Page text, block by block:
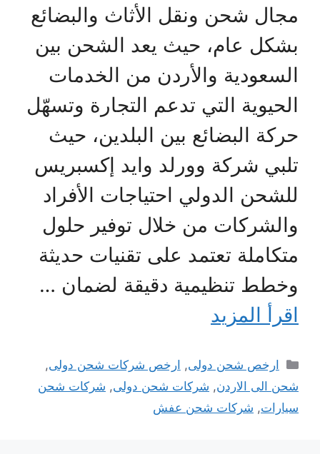
مجال شحن ونقل الأثاث والبضائع
بشكل عام، حيث يعد الشحن بين
السعودية والأردن من الخدمات
الحيوية التي تدعم التجارة وتسهّل
حركة البضائع بين البلدين، حيث
تلبي شركة وورلد وايد إكسبريس
للشحن الدولي احتياجات الأفراد
والشركات من خلال توفير حلول
متكاملة تعتمد على تقنيات حديثة
وخطط تنظيمية دقيقة لضمان …
اقرأ المزيد
التصنيفات
ارخص شحن دولى, ارخص شركات شحن دولى,
شحن الى الاردن, شركات شحن دولى, شركات شحن
سيارات, شركات شحن عفش